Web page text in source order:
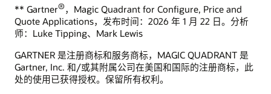
** Gartner®，Magic Quadrant for Configure, Price and
Quote Applications，发布时间：2026 年 1 月 22 日。分析
师：Luke Tipping、Mark Lewis
GARTNER 是注册商标和服务商标，MAGIC QUADRANT 是
Gartner, Inc. 和/或其附属公司在美国和国际的注册商标，此
处的使用已获得授权。保留所有权利。